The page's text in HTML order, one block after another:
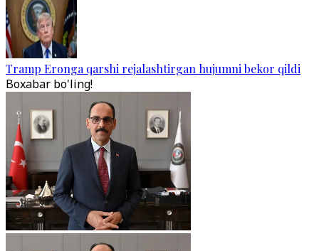
Tramp Eronga qarshi rejalashtirgan hujumni bekor qildi
Boxabar bo'ling!